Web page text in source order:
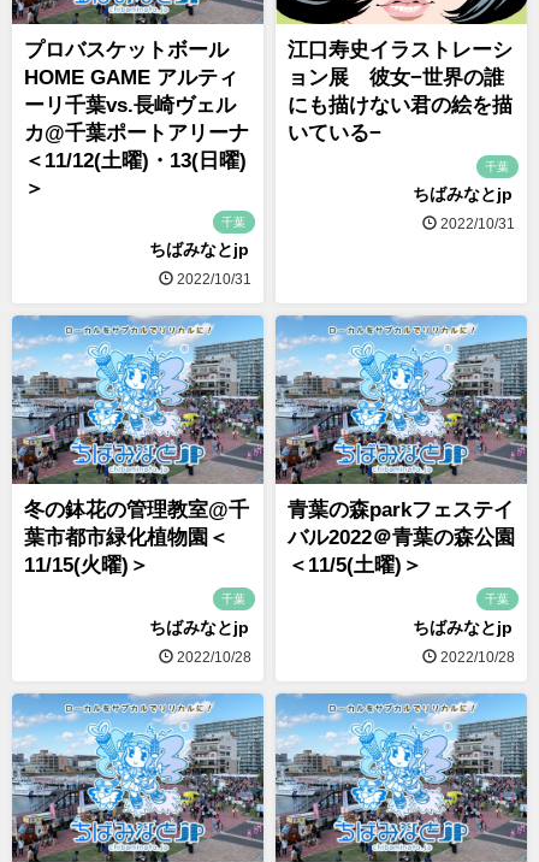
プロバスケットボール
HOME GAME アルティ
ーリ千葉vs.長崎ヴェル
カ@千葉ポートアリーナ
＜11/12(土曜)・13(日曜)
＞
千葉
ちばみなとjp
2022/10/31
江口寿史イラストレーシ
ョン展 彼女−世界の誰
にも描けない君の絵を描
いている−
千葉
ちばみなとjp
2022/10/31
冬の鉢花の管理教室@千
葉市都市緑化植物園＜
11/15(火曜)＞
千葉
ちばみなとjp
2022/10/28
青葉の森parkフェステイ
バル2022＠青葉の森公園
＜11/5(土曜)＞
千葉
ちばみなとjp
2022/10/28